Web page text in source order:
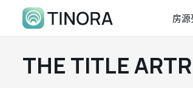
房源
THE TITLE